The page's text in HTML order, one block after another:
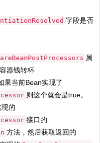
字段是否
属
器钱转杯
果当前Bean实现了
则这个就会是true。
的
接口的
方法，然后获取返回的